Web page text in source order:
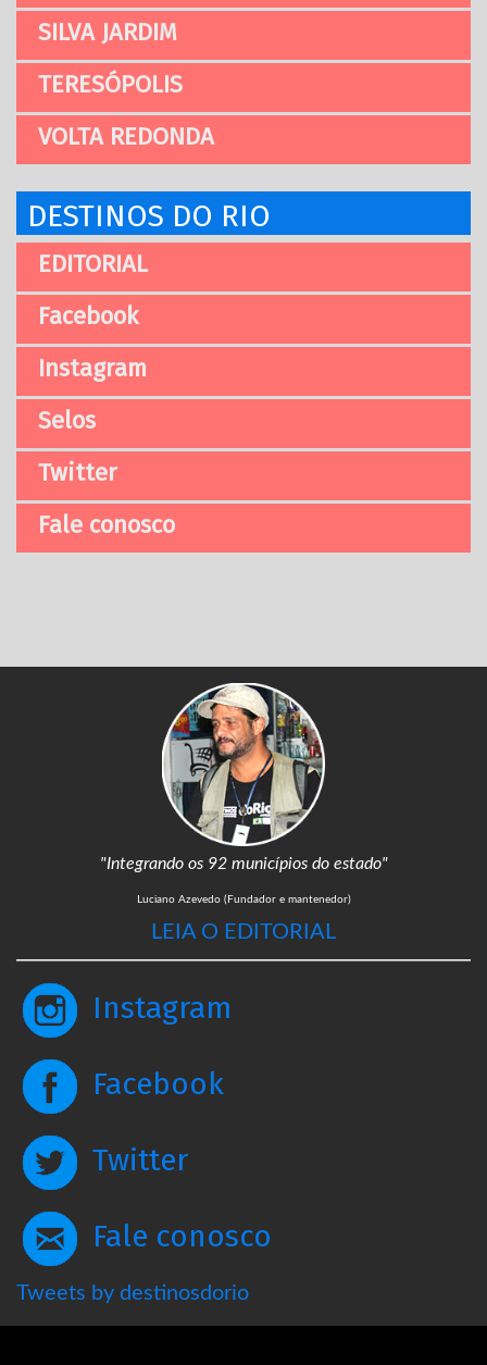
SILVA JARDIM
TERESÓPOLIS
VOLTA REDONDA
DESTINOS DO RIO
EDITORIAL
Facebook
Instagram
Selos
Twitter
Fale conosco
"Integrando os 92 municípios do estado"
Luciano Azevedo (Fundador e mantenedor)
LEIA O EDITORIAL
Instagram
Facebook
Twitter
Fale conosco
Tweets by destinosdorio